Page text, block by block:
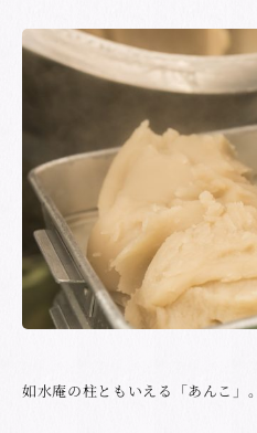
如水庵の柱ともいえる「あんこ」。